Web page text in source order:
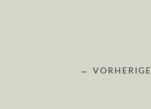
← VORHERIGE